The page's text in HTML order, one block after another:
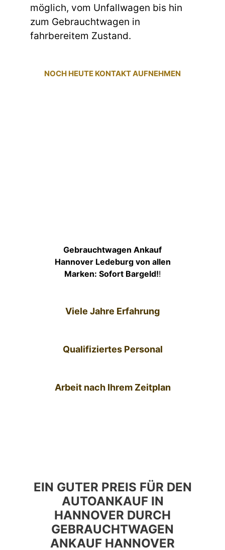
möglich, vom Unfallwagen bis hin
zum Gebrauchtwagen in
fahrbereitem Zustand.
NOCH HEUTE KONTAKT AUFNEHMEN
Gebrauchtwagen Ankauf
Hannover Ledeburg von allen
Marken: Sofort Bargeld!!
Viele Jahre Erfahrung
Qualifiziertes Personal
Arbeit nach Ihrem Zeitplan
EIN GUTER PREIS FÜR DEN
AUTOANKAUF IN
HANNOVER DURCH
GEBRAUCHTWAGEN
ANKAUF HANNOVER